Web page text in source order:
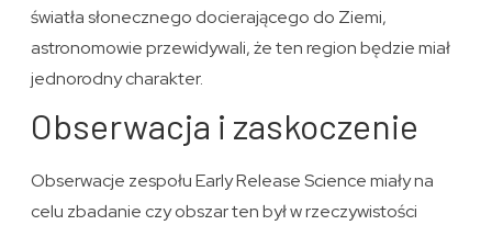
światła słonecznego docierającego do Ziemi,
astronomowie przewidywali, że ten region będzie miał
jednorodny charakter.
Obserwacja i zaskoczenie
Obserwacje zespołu Early Release Science miały na
celu zbadanie czy obszar ten był w rzeczywistości